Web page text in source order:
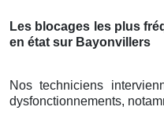
Les blocages les plus
en état sur Bayonvillers
Nos techniciens
dysfonctionnements,